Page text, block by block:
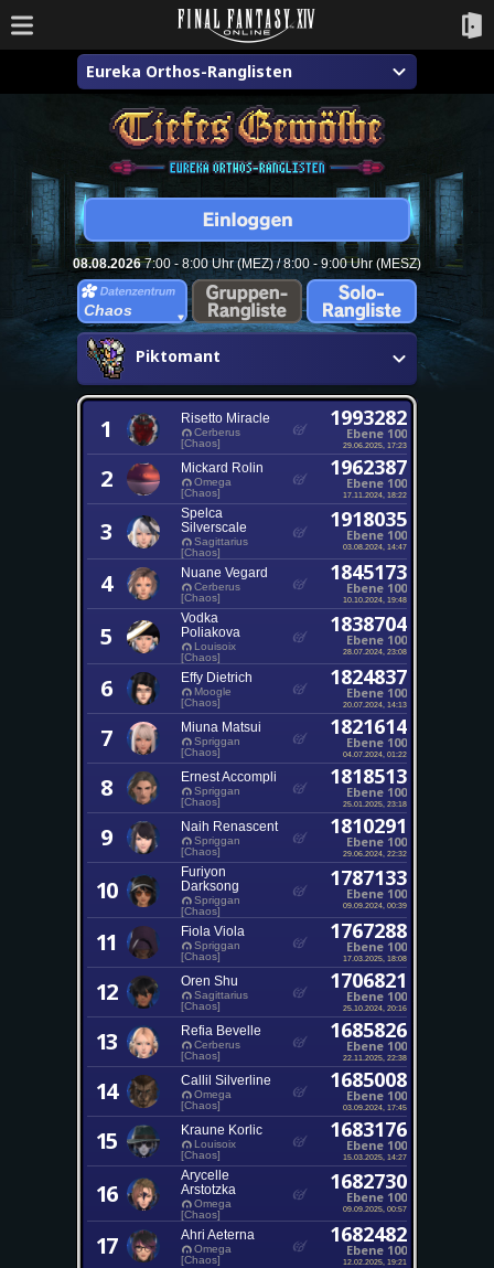
Eureka Orthos-Ranglisten
08.08.20267:00 - 8:00 Uhr (MEZ) / 8:00 - 9:00 Uhr (MESZ)
Chaos
Piktomant
1 Risetto Miracle
Cerberus
[Chaos]
1993282
Ebene 100
29.06.2025, 17:23
2 Mickard Rolin
Omega
[Chaos]
1962387
Ebene 100
17.11.2024, 18:22
3
Spelca
Silverscale
Sagittarius
[Chaos]
1918035
Ebene 100
03.08.2024, 14:47
4 Nuane Vegard
Cerberus
[Chaos]
1845173
Ebene 100
10.10.2024, 19:48
5
Vodka
Poliakova
Louisoix
[Chaos]
1838704
Ebene 100
28.07.2024, 23:08
6 Effy Dietrich
Moogle
[Chaos]
1824837
Ebene 100
20.07.2024, 14:13
7 Miuna Matsui
Spriggan
[Chaos]
1821614
Ebene 100
04.07.2024, 01:22
8 Ernest Accompli
Spriggan
[Chaos]
1818513
Ebene 100
25.01.2025, 23:18
9 Naih Renascent
Spriggan
[Chaos]
1810291
Ebene 100
29.06.2024, 22:32
10
Furiyon
Darksong
Spriggan
[Chaos]
1787133
Ebene 100
09.09.2024, 00:39
11 Fiola Viola
Spriggan
[Chaos]
1767288
Ebene 100
17.03.2025, 18:08
12 Oren Shu
Sagittarius
[Chaos]
1706821
Ebene 100
25.10.2024, 20:16
13 Refia Bevelle
Cerberus
[Chaos]
1685826
Ebene 100
22.11.2025, 22:38
14 Callil Silverline
Omega
[Chaos]
1685008
Ebene 100
03.09.2024, 17:45
15 Kraune Korlic
Louisoix
[Chaos]
1683176
Ebene 100
15.03.2025, 14:27
16
Arycelle
Arstotzka
Omega
[Chaos]
1682730
Ebene 100
09.09.2025, 00:57
17 Ahri Aeterna
Omega
[Chaos]
1682482
Ebene 100
12.02.2025, 19:21